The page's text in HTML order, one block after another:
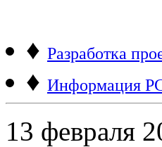
♦ Разработка
♦ Информация
13 февраля